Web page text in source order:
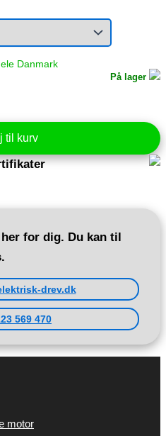
På lager
til kurv
for dig. Du kan til
drev.dk
569 470
motor